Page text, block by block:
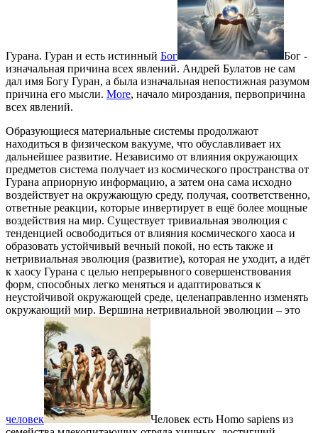
Гурана. Гуран и есть истинный Бог
Бог -
изначальная причина всех явлений. Андрей Булатов не сам
дал имя Богу Гуран, а была изначальная непостижная разумом
причина его мысли. More, начало мироздания, первопричина
всех явлений.
Образующиеся материальные системы продолжают
находиться в физическом вакууме, что обуславливает их
дальнейшее развитие. Независимо от влияния окружающих
предметов система получает из космического пространства от
Гурана априорную информацию, а затем она сама исходно
воздействует на окружающую среду, получая, соответственно,
ответные реакции, которые инвертирует в ещё более мощные
воздействия на мир. Существует тривиальная эволюция с
тенденцией освободиться от влияния космического хаоса и
образовать устойчивый вечный покой, но есть также и
нетривиальная эволюция (развитие), которая не уходит, а идёт
к хаосу Гурана с целью непрерывного совершенствования
форм, способных легко меняться и адаптироваться к
неустойчивой окружающей среде, целенаправленно изменять
окружающий мир. Вершина нетривиальной эволюции – это
человек
Человек есть Homo sapiens из